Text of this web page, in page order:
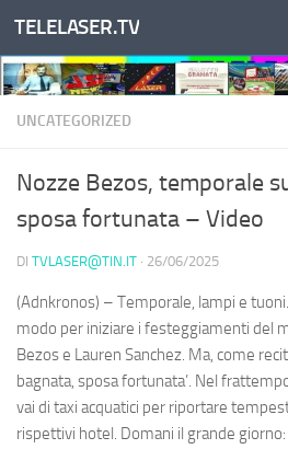
Salta al contenuto
TELELASER.TV
UNCATEGORIZED
Nozze Bezos, temporale
sposa fortunata – Video
DI TVLASER@TIN.IT · 26/06/2025
(Adnkronos) – Temporale, lampi e
modo per iniziare i festeggiamenti del
Bezos e Lauren Sanchez. Ma, come
bagnata, sposa fortunata’. Nel
vai di taxi acquatici per riportare
rispettivi hotel. Domani il grande